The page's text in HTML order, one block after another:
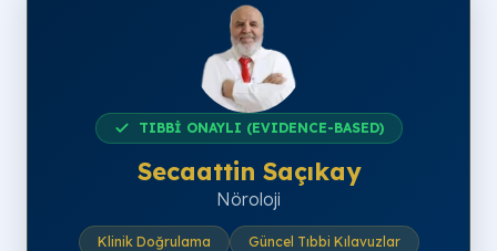
TIBBİ ONAYLI (EVIDENCE-BASED)
Secaattin Saçıkay
Nöroloji
Klinik Doğrulama
Güncel Tıbbi Kılavuzlar